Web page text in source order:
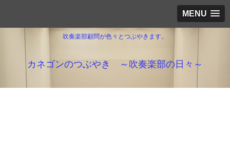
MENU
吹奏楽部顧問が色々とつぶやきます。
カネゴンのつぶやき ～吹奏楽部の日々～